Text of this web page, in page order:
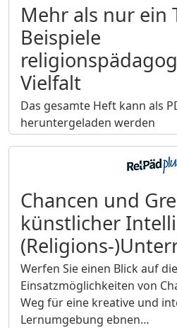
Mehr als nur ein
Beispiele
Vielfalt
Das gesamte Heft kann als
heruntergeladen werden
Chancen und
künstlicher
(Religions-
Werfen Sie einen Blick auf
Einsatzmöglichkeiten von
Weg für eine kreative und
Lernumgebung ebnen…